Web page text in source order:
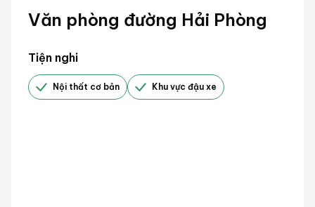
Văn phòng đường Hải Phòng
Tiện nghi
Nội thất cơ bản Khu vực đậu xe